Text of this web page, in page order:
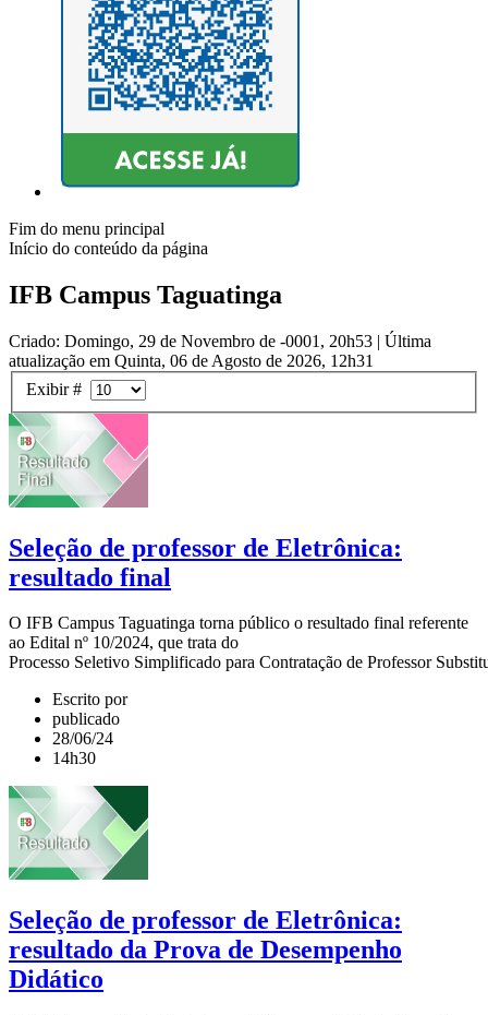
Fim do menu principal
Início do conteúdo da página
IFB Campus Taguatinga
Criado: Domingo, 29 de Novembro de -0001, 20h53 | Última
atualização em Quinta, 06 de Agosto de 2026, 12h31
Exibir #
Seleção de professor de Eletrônica:
resultado final
O IFB Campus Taguatinga torna público o resultado final referente
ao Edital nº 10/2024, que trata do
Processo Seletivo Simplificado para Contratação de Professor
Escrito por
publicado
28/06/24
14h30
Seleção de professor de Eletrônica:
resultado da Prova de Desempenho
Didático